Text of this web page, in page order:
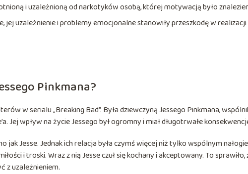
i uzależnioną od narkotyków osobą, której motywacją było
jej uzależnienie i problemy emocjonalne stanowiły przeszkodę w realizacji
Pinkmana?
w serialu „Breaking Bad”. Była dziewczyną Jessego Pinkmana,
Jej wpływ na życie Jessego był ogromny i miał długotrwałe
jak Jesse. Jednak ich relacja była czymś więcej niż tylko wspólnym
i troski. Wraz z nią Jesse czuł się kochany i akceptowany. To sprawiło,
z uzależnieniem.